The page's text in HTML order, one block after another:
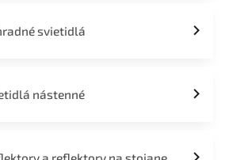
svietidlá
nástenné